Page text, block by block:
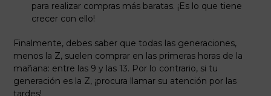
para realizar compras más baratas. ¡Es lo que tiene
crecer con ello!
Finalmente, debes saber que todas las generaciones,
menos la Z, suelen comprar en las primeras horas de la
mañana: entre las 9 y las 13. Por lo contrario, si tu
generación es la Z, ¡procura llamar su atención por las
tardes!